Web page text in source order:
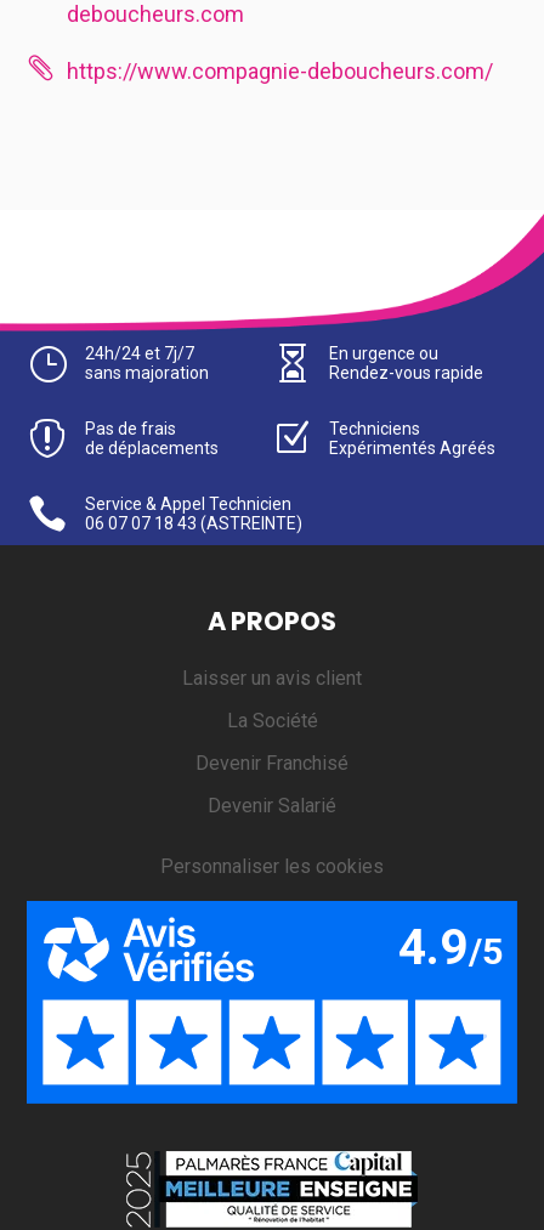
deboucheurs.com
 https://www.compagnie-deboucheurs.com/
}
24h/24 et 7j/7
sans majoration

En urgence ou
Rendez-vous rapide

Pas de frais
de déplacements
Z
Techniciens
Expérimentés Agréés

Service & Appel Technicien
06 07 07 18 43 (ASTREINTE)
A PROPOS
Laisser un avis client
La Société
Devenir Franchisé
Devenir Salarié
Personnaliser les cookies